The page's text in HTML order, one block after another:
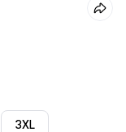
3XL